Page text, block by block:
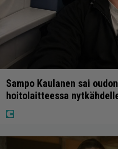
Sampo Kaulanen sai
hoitolaitteessa